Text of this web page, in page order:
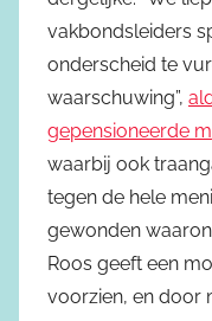
vakbondsleiders
onderscheid te
waarschuwing”,
gepensioneerde
waarbij ook
tegen de hele
gewonden
Roos geeft een
voorzien, en door